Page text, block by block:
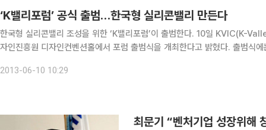
‘K밸리포럼’ 공식 출범…한국형 실리콘밸리 만든다
한국형 실리콘밸리 조성을 위한 ‘K밸리포럼’이 출범한다. 10일 KVIC(K-Valley Innovation Center) 설립준비위원회는 이튿날 한국디
자인진흥원 디자인컨벤션홀에서 포럼 출범식을 개최한다고 밝혔다. 출범식
2013-06-10 10:29
최문기 “벤처기업 성장위해